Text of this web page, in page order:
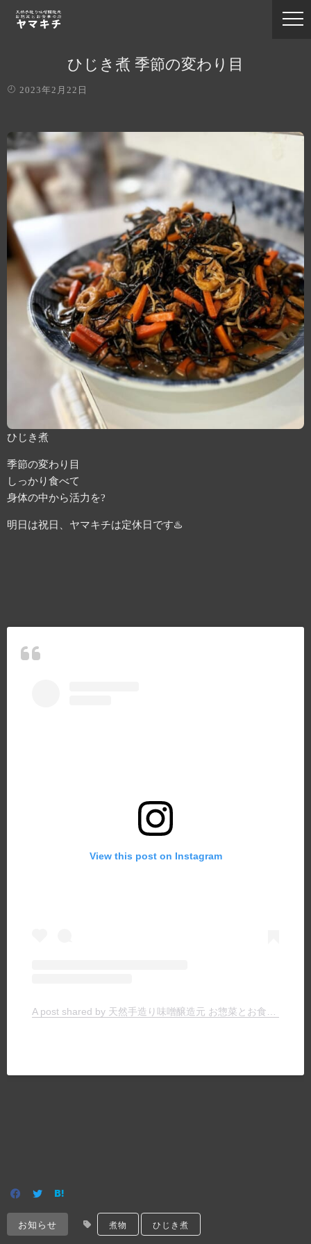
ひじき煮 季節の変わり目
2023年2月22日
ひじき煮
季節の変わり目
しっかり食べて
身体の中から活力を?
明日は祝日、ヤマキチは定休日です♨️
View this post on Instagram
お知らせ 煮物 ひじき煮